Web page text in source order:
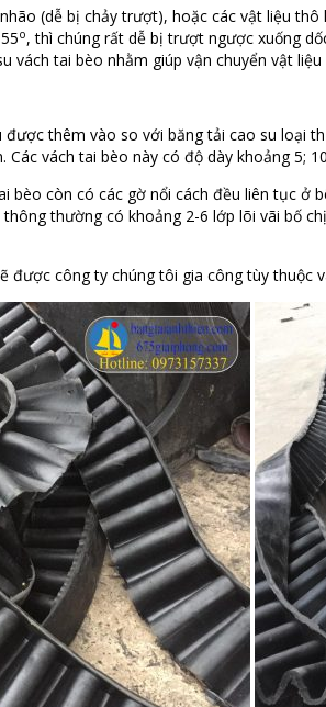
(dễ bị chảy trượt), hoặc các vật liệu
o, thì chúng rất dễ bị trượt ngược xuống
vách tai bèo nhằm giúp vận chuyển vật
được thêm vào so với băng tải cao su loại
Các vách tai bèo này có độ dày khoảng 5;
bèo còn có các gờ nổi cách đều liên tục ở
thường có khoảng 2-6 lớp lõi vãi bố
được công ty chúng tôi gia công tùy thuộc